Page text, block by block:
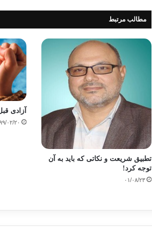
مطالب مرتبط
تطبیق شریعت و نکاتی که باید به آن
توجه کرد!
۰۱/۰۸/۲۳
آزادی
۹۹/۰۲/